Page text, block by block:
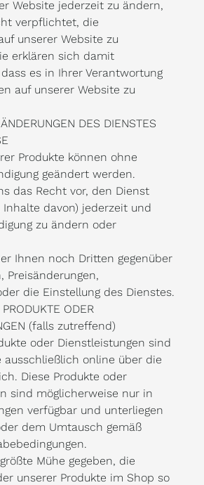
Website jederzeit zu ändern,
verpflichtet, die
unserer Website zu
erklären sich damit
es in Ihrer Verantwortung
auf unserer Website zu
DES DIENSTES
Produkte können ohne
geändert werden.
das Recht vor, den Dienst
Inhalte davon) jederzeit und
zu ändern oder
Ihnen noch Dritten gegenüber
Preisänderungen,
die Einstellung des Dienstes.
ODER
(falls zutreffend)
oder Dienstleistungen sind
ausschließlich online über die
Diese Produkte oder
sind möglicherweise nur in
verfügbar und unterliegen
dem Umtausch gemäß
Mühe gegeben, die
unserer Produkte im Shop so